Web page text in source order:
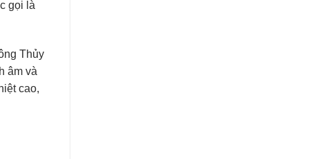
gọi là
Thủy
âm và
cao,